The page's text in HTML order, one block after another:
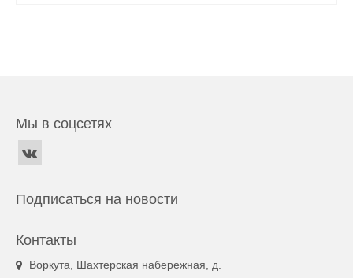
Мы в соцсетях
Подписаться на новости
Контакты
Воркута, Шахтерская набережная, д.